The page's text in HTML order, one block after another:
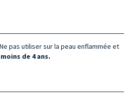
pas utiliser sur la peau enflammée et
de 4 ans.